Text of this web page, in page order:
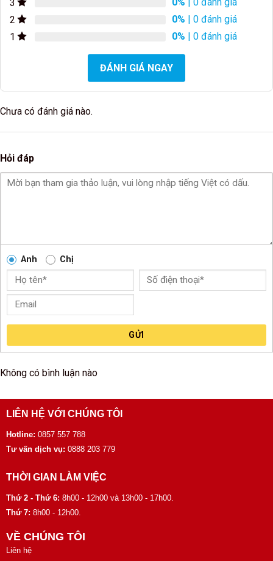
3
2
0% | 0 đánh giá
1
0% | 0 đánh giá
ĐÁNH GIÁ NGAY
Chưa có đánh giá nào.
Hỏi đáp
Anh Chị
GỬI
Không có bình luận nào
LIÊN HỆ VỚI CHÚNG TÔI
Hotline: 0857 557 788
Tư vấn dịch vụ: 0888 203 779
THỜI GIAN LÀM VIỆC
Thứ 2 - Thứ 6: 8h00 - 12h00 và 13h00 - 17h00.
Thứ 7: 8h00 - 12h00.
VỀ CHÚNG TÔI
Liên hệ